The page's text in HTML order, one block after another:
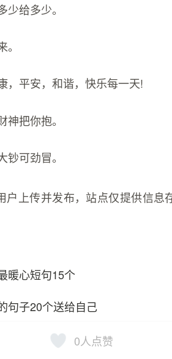
给多少。
，平安，和谐，快乐每一天!
把你抱。
可劲冒。
户上传并发布，站点仅提供信息
暖心短句15个
句子20个送给自己
0人点赞